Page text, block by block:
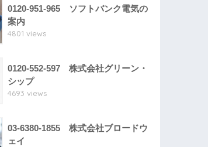
0120-951-965 ソフトバンク電気の
案内
4801 views
0120-552-597 株式会社グリーン・
シップ
4693 views
03-6380-1855 株式会社ブロードウ
ェイ